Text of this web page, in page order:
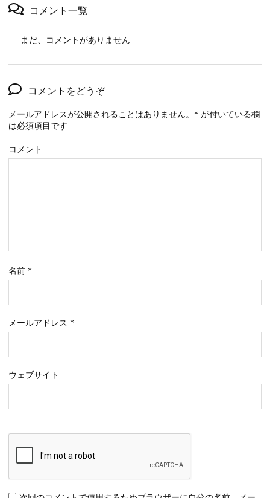
コメント一覧
まだ、コメントがありません
コメントをどうぞ
メールアドレスが公開されることはありません。 * が付いている欄
は必須項目です
コメント
名前 *
メールアドレス *
ウェブサイト